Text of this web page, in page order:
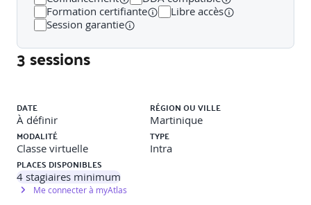
SERVICE DESK
•Expliquer le rôle stratégique du Support dans la gestion
des services informatiques.
•Identification et description des différents rôles et
missions au sein de la fonction support
Détail des différents rôles :
Technicien de proximité, le responsable du Service Desk,
l’utilisateur, le client et le sponsor, le Service Delivery
Manager (SDM).
Formation certifiante
Libre accès
Session garantie
3 sessions
DATE
À définir
RÉGION OU VILLE
Martinique
MODALITÉ
Classe virtuelle
TYPE
Intra
PLACES DISPONIBLES
4 stagiaires minimum
Me connecter à myAtlas